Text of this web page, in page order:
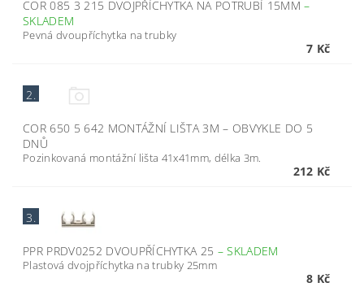
COR 085 3 215 DVOJPŘÍCHYTKA NA POTRUBÍ 15MM–
SKLADEM
Pevná dvoupříchytka na trubky
7 Kč
2.
COR 650 5 642 MONTÁŽNÍ LIŠTA 3M– OBVYKLE DO 5
DNŮ
Pozinkovaná montážní lišta 41x41mm, délka 3m.
212 Kč
3.
PPR PRDV0252 DVOUPŘÍCHYTKA 25 –SKLADEM
Plastová dvojpříchytka na trubky 25mm
8 Kč